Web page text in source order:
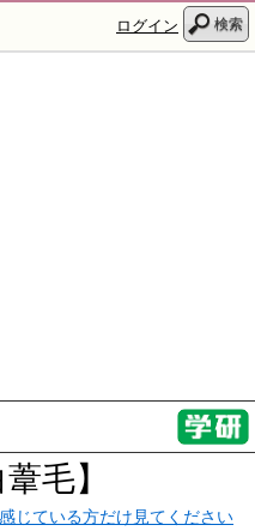
ログイン 検索
毛】
じている方だけ見てください